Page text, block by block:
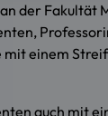
der Fakultät
einem
auch